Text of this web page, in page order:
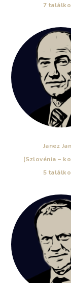
7
Janez
(Szlovénia –
5